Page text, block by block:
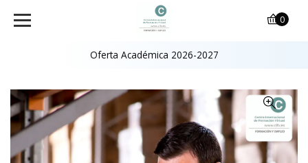
Oferta Académica 2026-2027
0